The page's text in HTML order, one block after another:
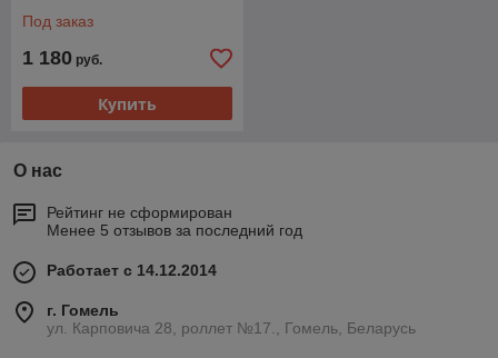
Под заказ
1 180 руб.
Купить
О нас
Рейтинг не сформирован
Менее 5 отзывов за последний год
Работает с 14.12.2014
г. Гомель
ул. Карповича 28, роллет №17., Гомель, Беларусь